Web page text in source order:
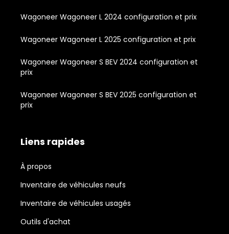
Wagoneer Wagoneer L 2024 configuration et prix
Wagoneer Wagoneer L 2025 configuration et prix
Wagoneer Wagoneer S BEV 2024 configuration et
prix
Wagoneer Wagoneer S BEV 2025 configuration et
prix
Liens rapides
À propos
Inventaire de véhicules neufs
Inventaire de véhicules usagés
Outils d'achat